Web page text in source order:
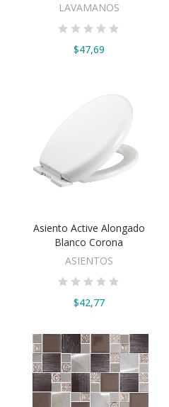
LAVAMANOS
$47,69
VER OPCIONES
Asiento Active Alongado
Blanco Corona
ASIENTOS
$42,77